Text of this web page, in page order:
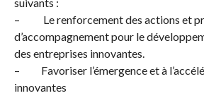
– Le renforcement des actions et
d’accompagnement pour le
des entreprises innovantes.
– Favoriser l’émergence et à
innovantes